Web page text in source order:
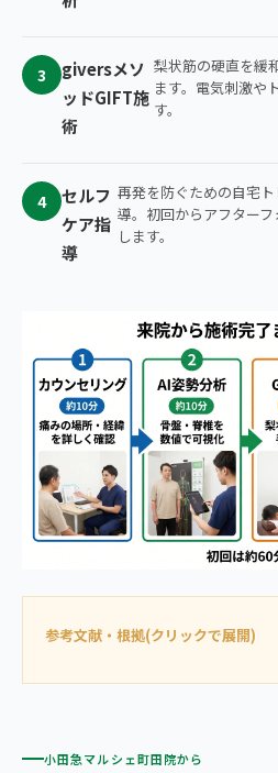
3
giversメソ
ッドGIFT施
術
梨状筋の硬直を緩
ます。電気刺激や
す。
4
セルフ
ケア指
導
再発を防ぐための自宅
導。初回からアフター
します。
参考文献・根拠(クリックで展開)
小田急マルシェ町田院から